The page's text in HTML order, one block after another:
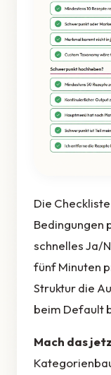
Die
Bedingungen
schnelles Ja/
fünf Minuten
Struktur die
beim Default
Mach das